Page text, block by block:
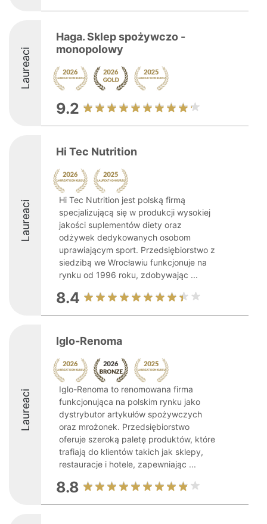
Laureaci
Haga. Sklep spożywczo -
monopolowy
9.2
Laureaci
Hi Tec Nutrition
Hi Tec Nutrition jest polską firmą
specjalizującą się w produkcji wysokiej
jakości suplementów diety oraz
odżywek dedykowanych osobom
uprawiającym sport. Przedsiębiorstwo z
siedzibą we Wrocławiu funkcjonuje na
rynku od 1996 roku, zdobywając ...
8.4
Laureaci
Iglo-Renoma
Iglo-Renoma to renomowana firma
funkcjonująca na polskim rynku jako
dystrybutor artykułów spożywczych
oraz mrożonek. Przedsiębiorstwo
oferuje szeroką paletę produktów, które
trafiają do klientów takich jak sklepy,
restauracje i hotele, zapewniając ...
8.8